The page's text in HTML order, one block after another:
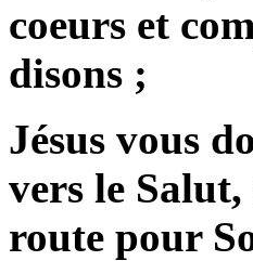
coeurs et
disons ;
Jésus vous
vers le
route pour